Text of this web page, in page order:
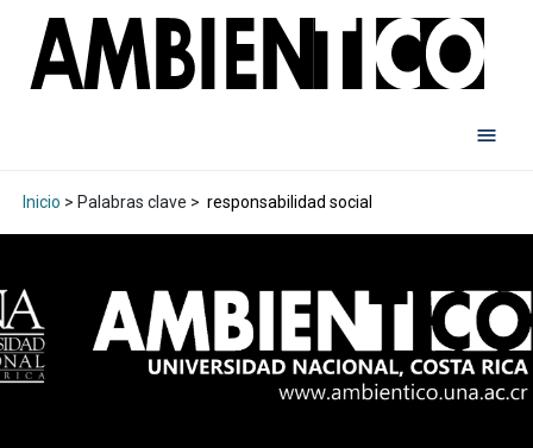
Inicio > Palabras clave > responsabilidad social